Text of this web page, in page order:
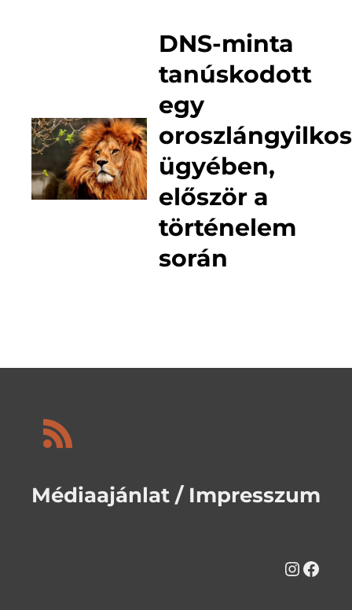
DNS-minta
tanúskodott
egy
ügyében,
először a
történelem
során
Médiaajánlat / Impresszum